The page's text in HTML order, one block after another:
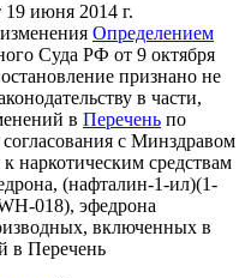
июня 2014 г.
Определением
Суда РФ от 9 октября
признано не
в части,
в Перечень по
с Минздравом
наркотическим средствам
(нафталин-1-ил)(1-
018), эфедрона
включенных в
в Перечень